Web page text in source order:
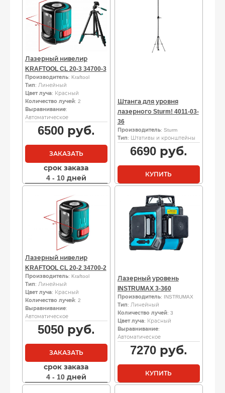
Лазерный нивелир
KRAFTOOL CL 20-3 34700-3
Производитель: Kraftool
Тип: Линейный
Цвет луча: Красный
Количество лучей: 2
Выравнивание:
Автоматическое
6500руб.
ЗАКАЗАТЬ
срок заказа
4 - 10 дней
Штанга для уровня
лазерного Sturm! 4011-03-
36
Производитель: Sturm
Тип: Штативы и кронштейны
6690руб.
КУПИТЬ
Лазерный нивелир
KRAFTOOL CL 20-2 34700-2
Производитель: Kraftool
Тип: Линейный
Цвет луча: Красный
Количество лучей: 2
Выравнивание:
Автоматическое
5050руб.
ЗАКАЗАТЬ
срок заказа
4 - 10 дней
Лазерный уровень
INSTRUMAX 3-360
Производитель: INSTRUMAX
Тип: Линейный
Количество лучей: 3
Цвет луча: Красный
Выравнивание:
Автоматическое
7270руб.
КУПИТЬ